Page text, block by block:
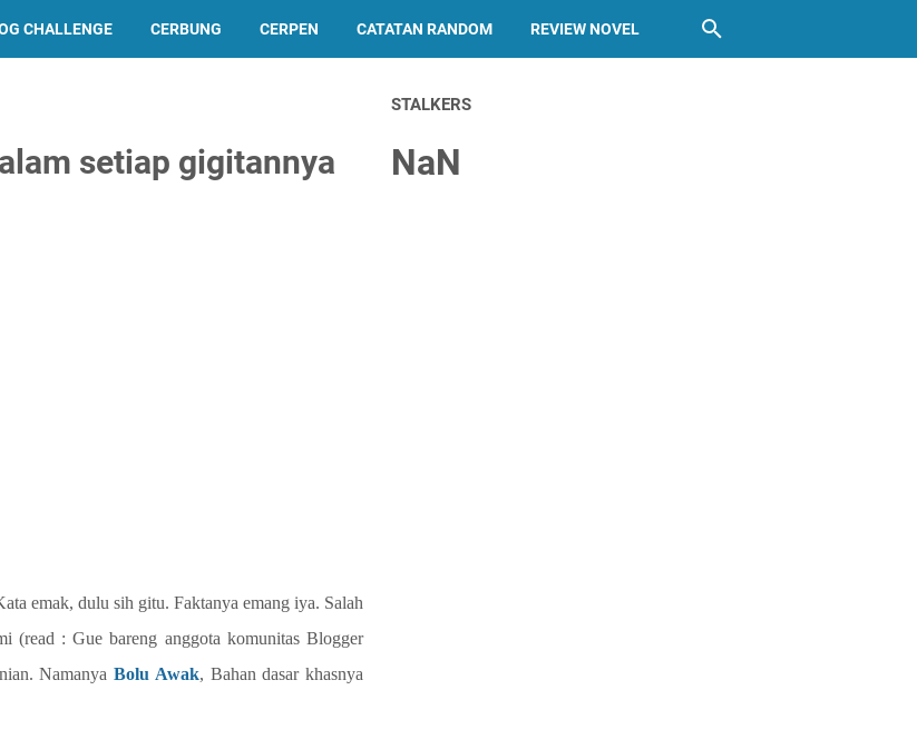
CHALLENGE CERBUNG CERPEN CATATAN RANDOM REVIEW NOVEL
setiap gigitannya
emak, dulu sih gitu. Faktanya emang iya. Salah
(read : Gue bareng anggota komunitas Blogger
Namanya Bolu Awak, Bahan dasar khasnya
STALKERS
NaN